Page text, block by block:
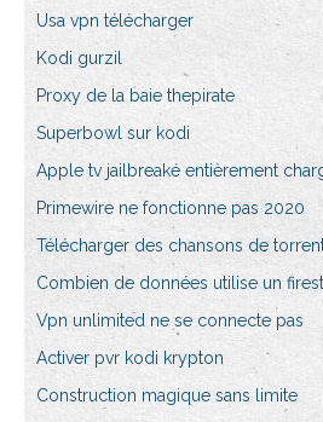
Usa vpn télécharger
Kodi gurzil
Proxy de la baie thepirate
Superbowl sur kodi
Apple tv jailbreaké entièrement
Primewire ne fonctionne pas 2020
Télécharger des chansons de
Combien de données utilise un
Vpn unlimited ne se connecte pas
Activer pvr kodi krypton
Construction magique sans limite